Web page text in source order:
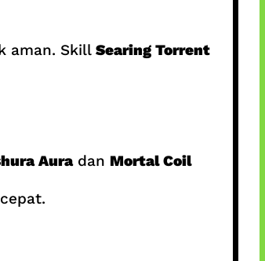
aman. Skill Searing Torrent
Auradan Mortal Coil